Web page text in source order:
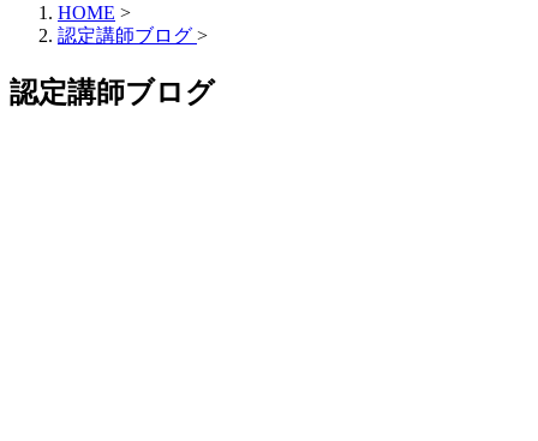
HOME >
認定講師ブログ >
認定講師ブログ